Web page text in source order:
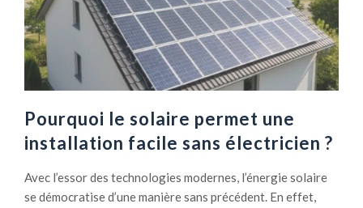
Pourquoi le solaire permet une
installation facile sans électricien ?
Avec l’essor des technologies modernes, l’énergie solaire
se démocratise d’une manière sans précédent. En effet,